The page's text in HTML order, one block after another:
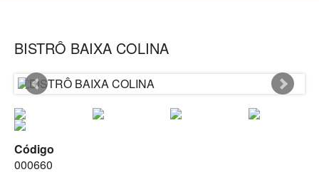
BISTRÔ BAIXA COLINA
Código
000660